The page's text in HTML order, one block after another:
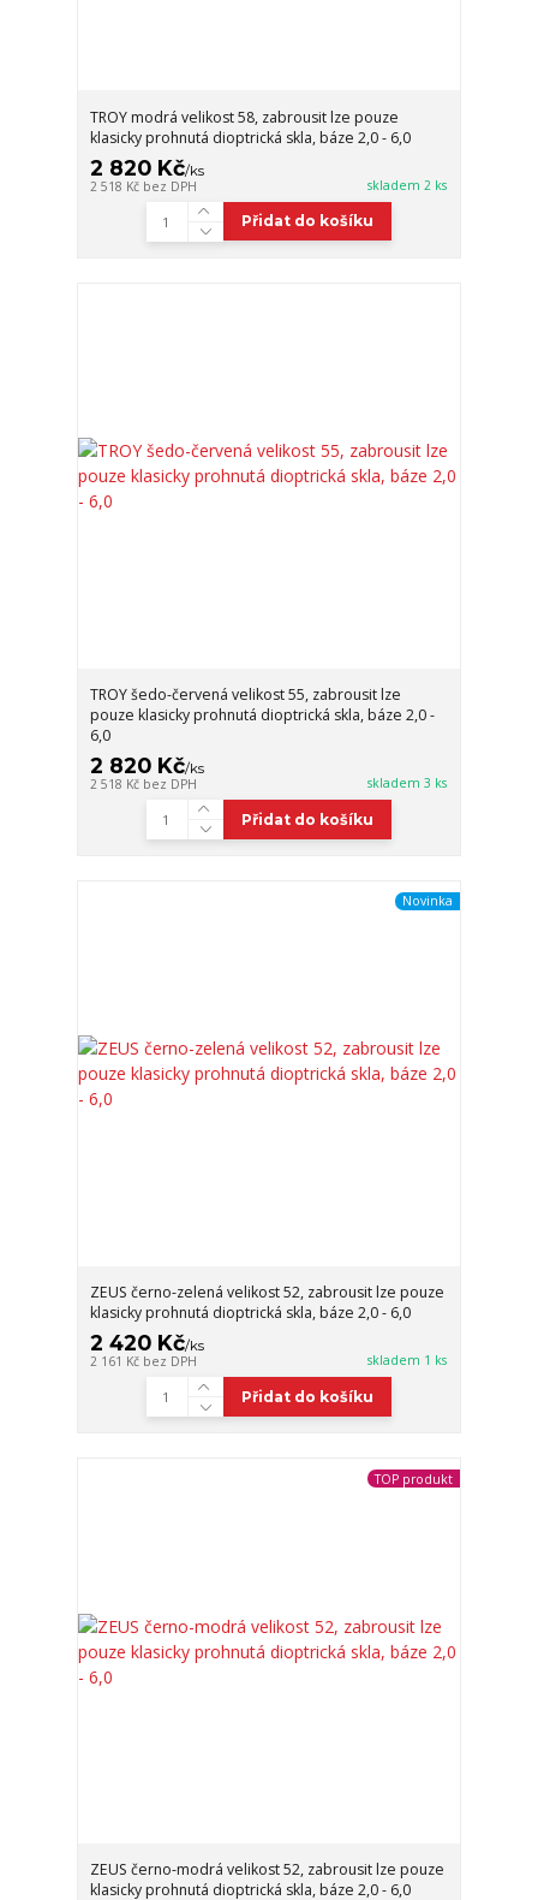
TROY modrá velikost 58, zabrousit lze pouze
klasicky prohnutá dioptrická skla, báze 2,0 - 6,0
2 820 Kč/ks
2 518 Kč bez DPH skladem 2 ks
Přidat do košíku
TROY šedo-červená velikost 55, zabrousit lze
pouze klasicky prohnutá dioptrická skla, báze 2,0 -
6,0
2 820 Kč/ks
2 518 Kč bez DPH skladem 3 ks
Přidat do košíku
Novinka
ZEUS černo-zelená velikost 52, zabrousit lze pouze
klasicky prohnutá dioptrická skla, báze 2,0 - 6,0
2 420 Kč/ks
2 161 Kč bez DPH skladem 1 ks
Přidat do košíku
TOP produkt
ZEUS černo-modrá velikost 52, zabrousit lze pouze
klasicky prohnutá dioptrická skla, báze 2,0 - 6,0